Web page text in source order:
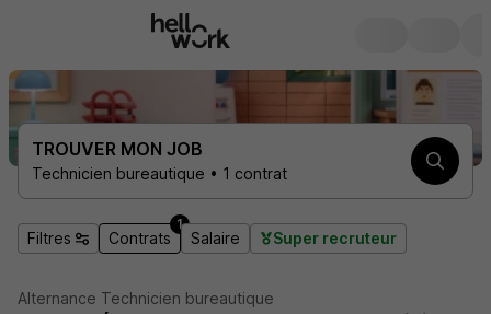
TROUVER MON JOB
Technicien bureautique • 1 contrat
Filtres Contrats
1
Salaire Super recruteur
Alternance Technicien bureautique